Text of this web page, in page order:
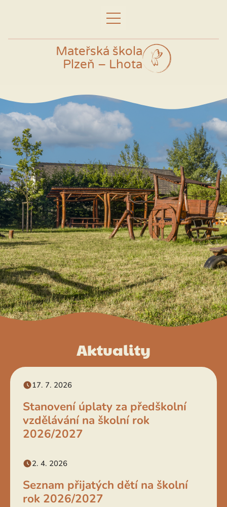
Mateřská škola
Plzeň – Lhota
Aktuality
17. 7. 2026
Stanovení úplaty za předškolní
vzdělávání na školní rok
2026/2027
2. 4. 2026
Seznam přijatých dětí na školní
rok 2026/2027